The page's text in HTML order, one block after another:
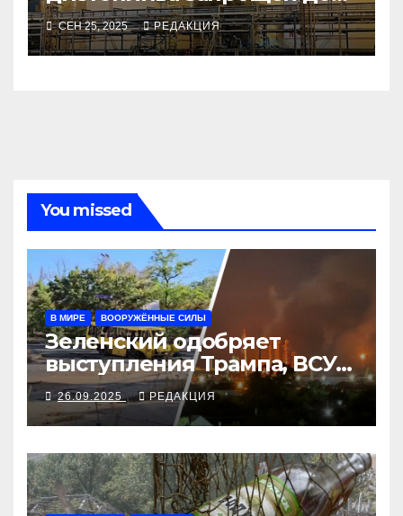
конца года
СЕН 25, 2025 РЕДАКЦИЯ
You missed
В МИРЕ ВООРУЖЁННЫЕ СИЛЫ
Зеленский одобряет
выступления Трампа, ВСУ
закрыли Добропольский
рубеж
26.09.2025 РЕДАКЦИЯ